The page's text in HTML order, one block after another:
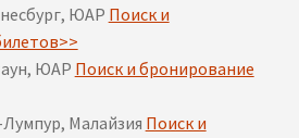
ЮАР Поиск и
ЮАР Поиск и бронирование
Малайзия Поиск и